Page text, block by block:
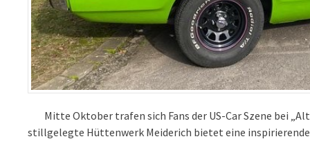
Mitte Oktober trafen sich Fans der US-Car Szene bei
stillgelegte Hüttenwerk Meiderich bietet eine